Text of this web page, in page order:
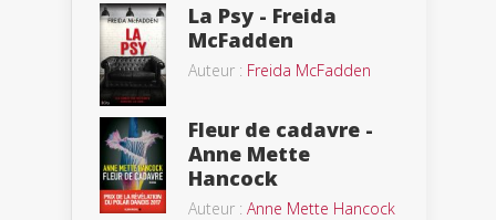
La Psy - Freida
McFadden
Auteur : Freida McFadden
Fleur de cadavre -
Anne Mette
Hancock
Auteur : Anne Mette Hancock